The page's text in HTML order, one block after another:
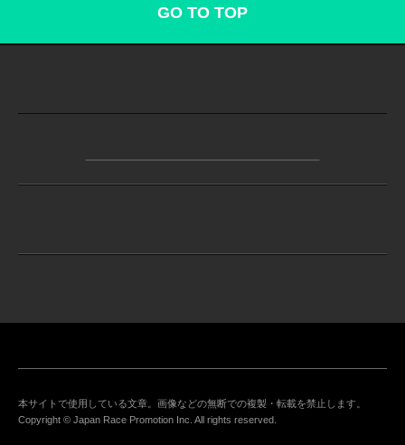
GO TO TOP
本サイトで使用している文章。画像などの無断での複製・転載を禁止します。
Copyright © Japan Race Promotion Inc. All rights reserved.